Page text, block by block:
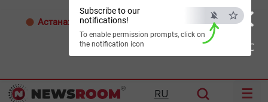
×
ESC
Subscribe to our
notifications!
To enable permission prompts, click on
the notification icon
Астана: 26°C Алматы: Шымкент:38°C
RU ☰